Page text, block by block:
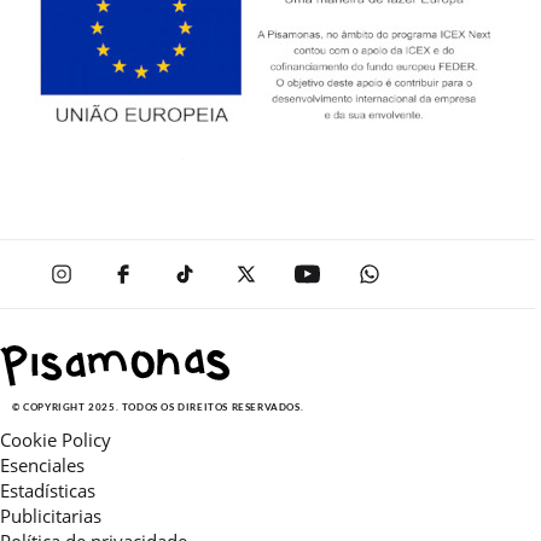
© COPYRIGHT 2025. TODOS OS DIREITOS RESERVADOS.
Cookie Policy
Esenciales
Estadísticas
Publicitarias